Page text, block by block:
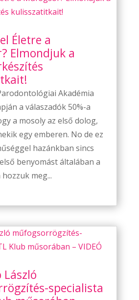
Életre a
Elmondjuk a
Akadémia
a válaszadók 50%-a
a mosoly az első dolog,
egy emberen. No de ez
hazánkban sincs
benyomást általában a
meg...
László
specialista